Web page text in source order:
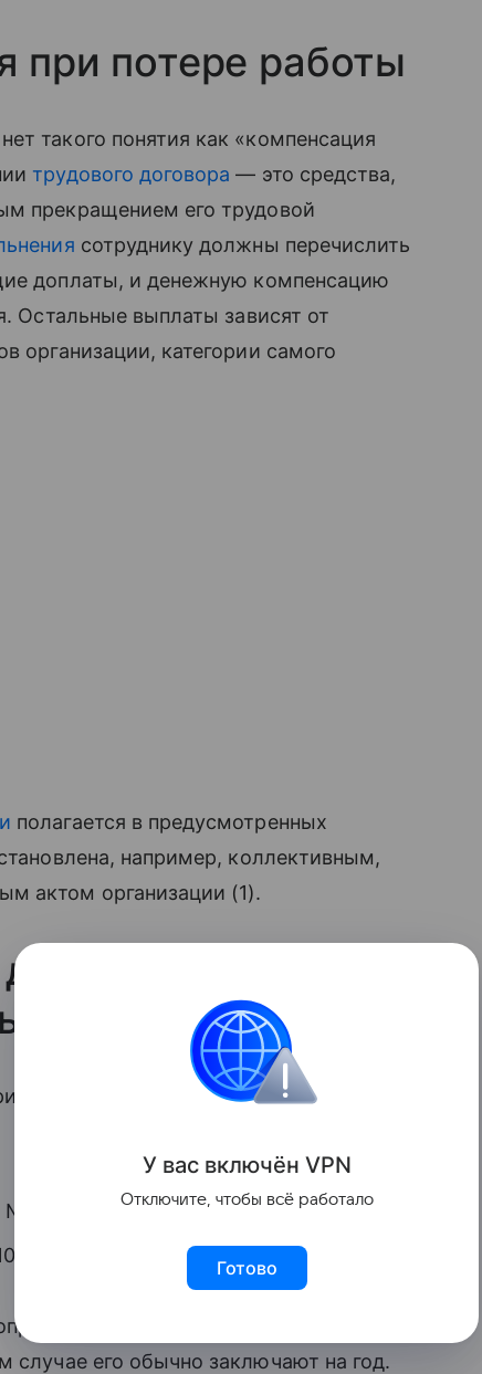
при потере работы
такого понятия как «компенсация
трудового договора — это средства,
прекращением его трудовой
сотруднику должны перечислить
доплаты, и денежную компенсацию
Остальные выплаты зависят от
организации, категории самого
полагается в предусмотренных
например, коллективным,
актом организации (1).
выплаты
основных нормативно-правовых акта:
№ 90-ФЗ (3);
ФЗ (4).
трудовой договор. Он может
случае его обычно заключают на год.
У вас включён VPN
Отключите, чтобы всё работало
Готово